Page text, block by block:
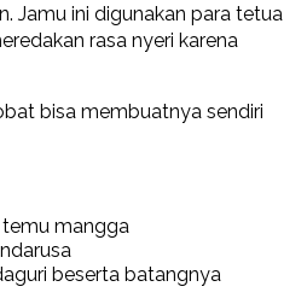
Jamu ini digunakan para tetua
rasa nyeri karena
bisa membuatnya sendiri
temu mangga
beserta batangnya